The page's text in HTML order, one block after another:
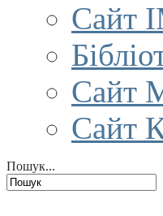
Сайт
Сайт
Сайт
Пошук...